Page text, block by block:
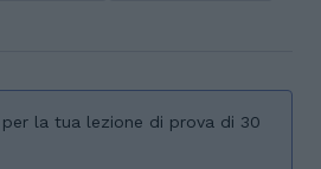
la tua lezione di prova di 30